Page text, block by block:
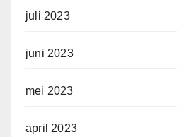
juli 2023
juni 2023
mei 2023
april 2023